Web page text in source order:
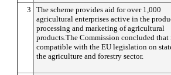
3
The scheme provides aid for over 1,000
agricultural enterprises active in the
processing and marketing of agricultural
products.The Commission concluded that
compatible with the EU legislation on
the agriculture and forestry sector.